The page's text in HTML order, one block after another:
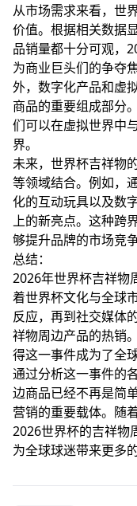
从市场需求来看，世
价值。根据相关数据
品销量都十分可观，
为商业巨头们的争夺
外，数字化产品和虚
商品的重要组成部分
们可以在虚拟世界中
界。
未来，世界杯吉祥物
等领域结合。例如，
化的互动玩具以及数
上的新亮点。这种跨
够提升品牌的市场竞争
总结：
2026年世界杯吉祥物
着世界杯文化与全球
反应，再到社交媒体
祥物周边产品的热销
得这一事件成为了全
通过分析这一事件的
边商品已经不再是简
营销的重要载体。随
2026世界杯的吉祥物
为全球球迷带来更多